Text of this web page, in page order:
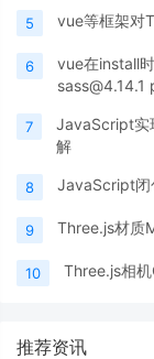
5 vue等框架对
6
vue在install
7
JavaScript实
解
8 JavaScript闭
9 Three.js材质
10 Three.js相
推荐资讯